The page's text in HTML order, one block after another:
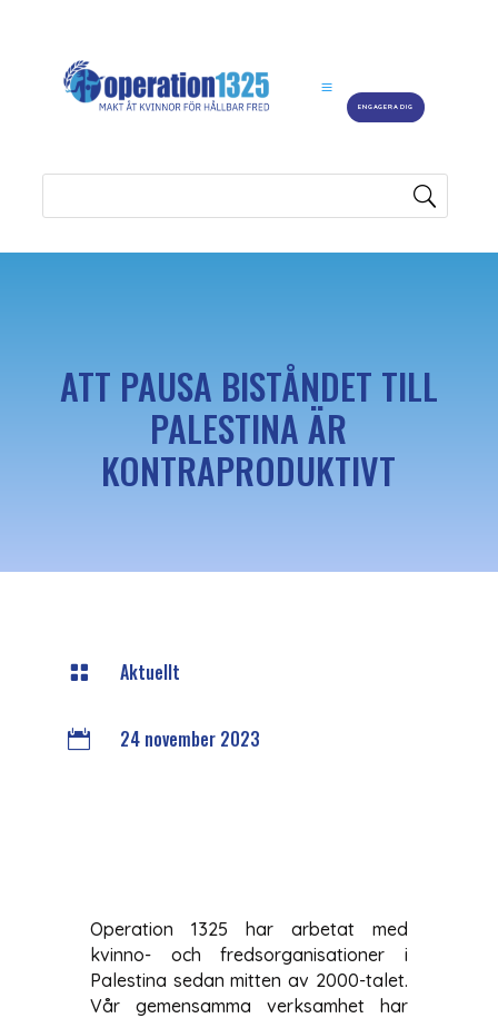
ENGAGERA DIG
ATT PAUSA BISTÅNDET TILL
PALESTINA ÄR
KONTRAPRODUKTIVT
 Aktuellt
 24 november 2023
Operation 1325 har arbetat med
kvinno- och fredsorganisationer i
Palestina sedan mitten av 2000-talet.
Vår gemensamma verksamhet har